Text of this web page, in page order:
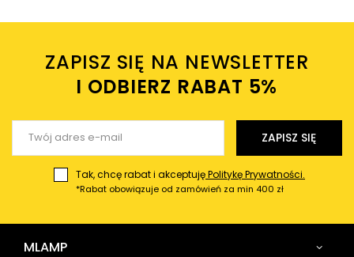
Twoje imię
Twój email
ZAPISZ SIĘ NA NEWSLETTER
I ODBIERZ RABAT 5%ㅤ
ZAPISZ SIĘ
Tak, chcę rabat i akceptujęPolitykę Prywatności.
*Rabat obowiązuje od zamówień za min 400 zł
MLAMP